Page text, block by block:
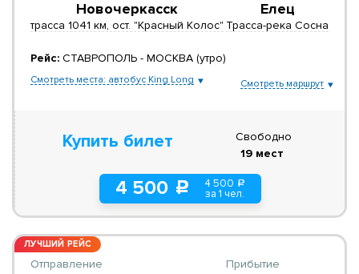
Новочеркасск
трасса 1041 км, ост. "Красный Колос"
Елец
Трасса-река Сосна
Рейс: СТАВРОПОЛЬ - МОСКВА (утро)
Смотреть места: автобус King Long Смотреть маршрут
Купить билет
4 500 c 4 500 a
за 1 чел.
Свободно
19 мест
ЛУЧШИЙ РЕЙС
Отправление Прибытие